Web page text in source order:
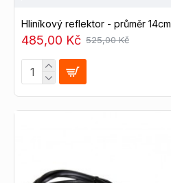
Hliníkový reflektor - průměr 14cm
485,00 Kč 525,00 Kč